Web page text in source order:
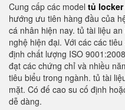
Cung cấp các model tủ locker
hướng ưu tiên hàng đầu của
cá nhân hiện nay. tủ tài liệu
nghệ hiện đại. Với các các
định chất lượng ISO
đạt các chứng chỉ và nhiều
tiêu biểu trong ngành. tủ tài
mặt. Có đế cao su cố định
dễ dàng.